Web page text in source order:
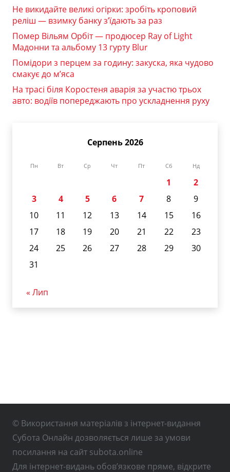
Не викидайте великі огірки: зробіть кроповий
реліш — взимку банку з’їдають за раз
Помер Вільям Орбіт — продюсер Ray of Light
Мадонни та альбому 13 гурту Blur
Помідори з перцем за годину: закуска, яка чудово
смакує до м’яса
На трасі біля Коростеня аварія за участю трьох
авто: водіїв попереджають про ускладнення руху
Серпень 2026
Пн Вт Ср Чт Пт Сб Нд
1
2
3
4 5 6 7 8
9
10
11 12 13 14 15
16
17
18 19 20 21 22
23
24
25 26 27 28 29
30
31
« Лип
© Використання матеріалів з інтернет-видання
Субота Онлайн дозволяється лише за умови
посилання на сайт subota.online
Для інтернет-видань обов’язкове пряме, відкрите